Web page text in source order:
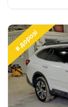
в дорозі